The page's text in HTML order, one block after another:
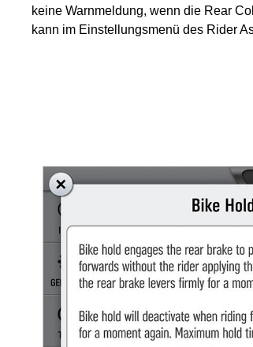
keine Warnmeldung, wenn die Rear
kann im Einstellungsmenü des Rider